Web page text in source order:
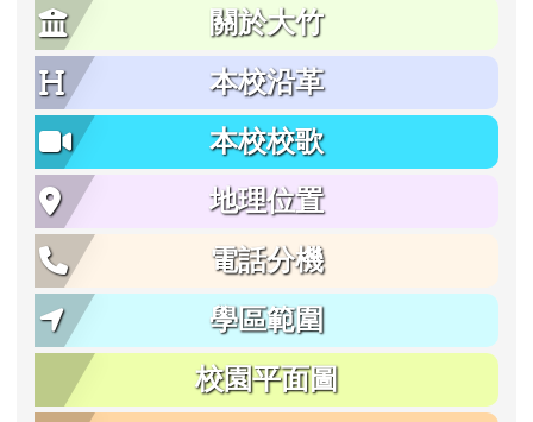
關於大竹
本校沿革
本校校歌
地理位置
電話分機
學區範圍
校園平面圖